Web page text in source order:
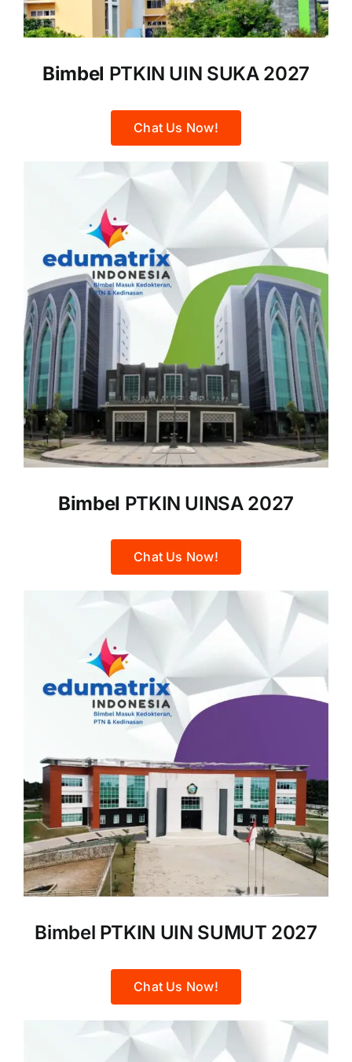
Bimbel PTKIN UIN SUKA 2027
Chat Us Now!
Bimbel PTKIN UINSA 2027
Chat Us Now!
Bimbel PTKIN UIN SUMUT 2027
Chat Us Now!